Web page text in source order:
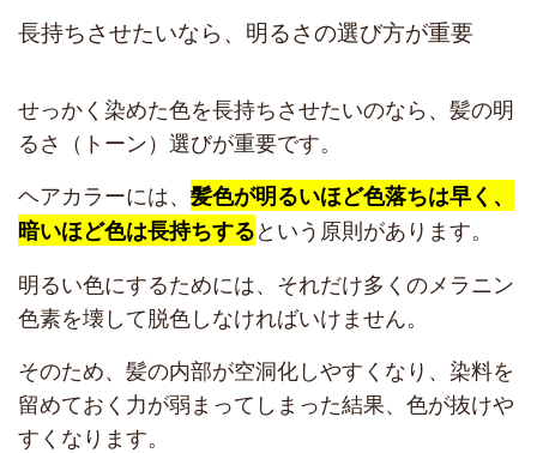
長持ちさせたいなら、明るさの選び方が重要
せっかく染めた色を長持ちさせたいのなら、髪の明
るさ（トーン）選びが重要です。
ヘアカラーには、 髪色が明るいほど色落ちは早く、
暗いほど色は長持ちするという原則があります。
明るい色にするためには、それだけ多くのメラニン
色素を壊して脱色しなければいけません。
そのため、髪の内部が空洞化しやすくなり、染料を
留めておく力が弱まってしまった結果、色が抜けや
すくなります。